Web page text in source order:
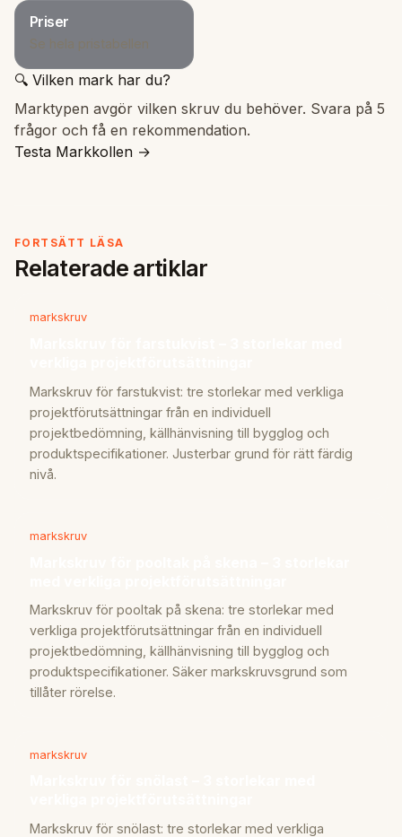
Priser
Se hela pristabellen
🔍 Vilken mark har du?
Marktypen avgör vilken skruv du behöver. Svara på 5
frågor och få en rekommendation.
Testa Markkollen →
FORTSÄTT LÄSA
Relaterade artiklar
markskruv
Markskruv för farstukvist: tre storlekar med verkliga
projektförutsättningar från en individuell
projektbedömning, källhänvisning till bygglog och
produktspecifikationer. Justerbar grund för rätt färdig
nivå.
markskruv
Markskruv för pooltak på skena: tre storlekar med
verkliga projektförutsättningar från en individuell
projektbedömning, källhänvisning till bygglog och
produktspecifikationer. Säker markskruvsgrund som
tillåter rörelse.
markskruv
Markskruv för snölast: tre storlekar med verkliga